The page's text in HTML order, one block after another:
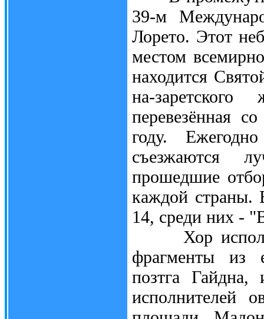
39-м
Лорето. Этот
местом
находится
на-
перевезённая
году.
съезжаются
прошедшие
каждой страны.
14, среди них -
Хор
фрагменты из
позтга
исполнителей